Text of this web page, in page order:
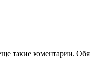
такие коментарии.